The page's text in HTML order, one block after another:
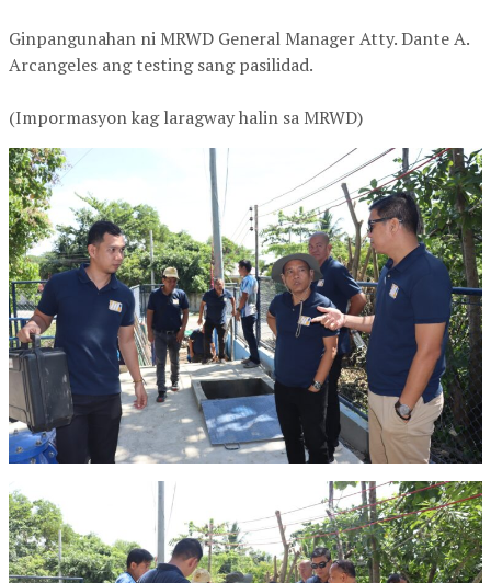
Ginpangunahan ni MRWD General Manager Atty. Dante A.
Arcangeles ang testing sang pasilidad.
(Impormasyon kag laragway halin sa MRWD)